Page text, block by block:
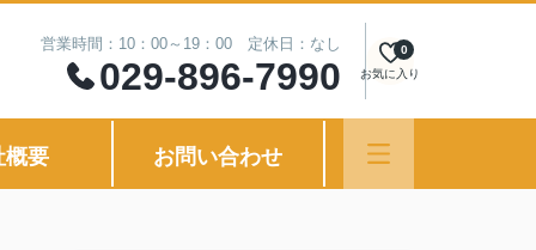
営業時間：10：00～19：00 定休日：なし
029-896-7990 お気に入り
0
概要 お問い合わせ